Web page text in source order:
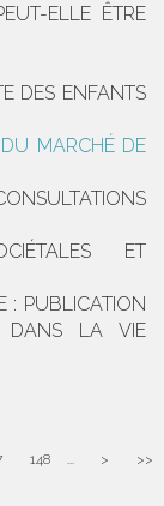
ELLE ÊTRE
DES ENFANTS
MARCHÉ DE
ET
: PUBLICATION
LA VIE
148 > >>